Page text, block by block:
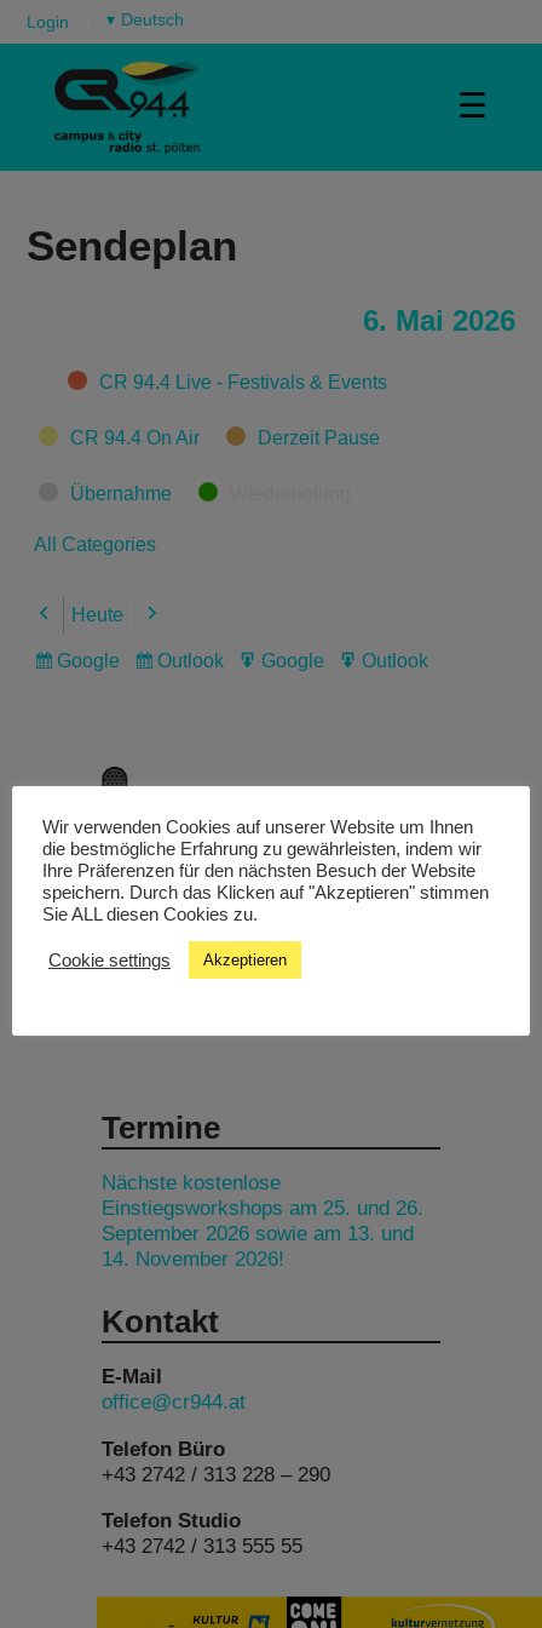
Login ▾
☰
Sendeplan
6. Mai 2026
CategoriesCR 94.4 Live - Festivals & Events
CR 94.4 On Air Derzeit Pause
Übernahme
All Categories
Previous
Heute Next
Subscribe
Google
Subscribe
Outlook
Export
Google
Export
Outlook
Livestream
Studiochat
Termine
Nächste kostenlose
Einstiegsworkshops am 25. und 26.
September 2026 sowie am 13. und
14. November 2026!
Kontakt
E-Mail
office@cr944.at
Telefon Büro
+43 2742 / 313 228 – 290
Telefon Studio
+43 2742 / 313 555 55
Wir verwenden Cookies auf unserer Website um Ihnen
die bestmögliche Erfahrung zu gewährleisten, indem wir
Ihre Präferenzen für den nächsten Besuch der Website
speichern. Durch das Klicken auf "Akzeptieren" stimmen
Sie ALL diesen Cookies zu.
Cookie settings Akzeptieren